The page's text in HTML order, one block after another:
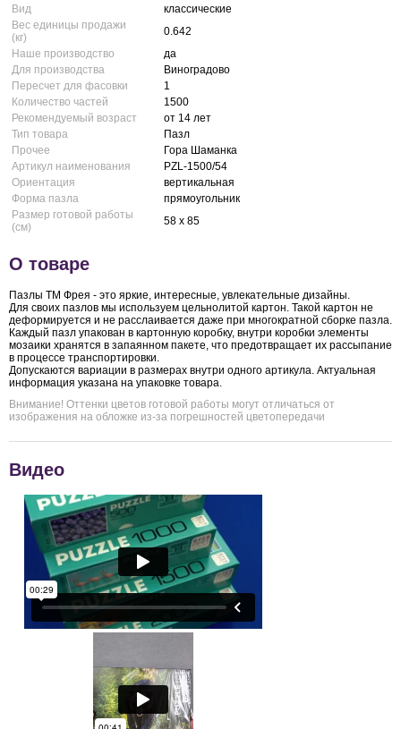
Вид
классические
Вес единицы продажи
(кг)
0.642
Наше производство
да
Для производства
Виноградово
Пересчет для фасовки
1
Количество частей
1500
Рекомендуемый возраст
от 14 лет
Тип товара
Пазл
Прочее
Гора Шаманка
Артикул наименования
PZL-1500/54
Ориентация
вертикальная
Форма пазла
прямоугольник
Размер готовой работы
(см)
58 x 85
О товаре
Пазлы ТМ Фрея - это яркие, интересные, увлекательные дизайны.
Для своих пазлов мы используем цельнолитой картон. Такой картон не
деформируется и не расслаивается даже при многократной сборке пазла.
Каждый пазл упакован в картонную коробку, внутри коробки элементы
мозаики хранятся в запаянном пакете, что предотвращает их рассыпание
в процессе транспортировки.
Допускаются вариации в размерах внутри одного артикула. Актуальная
информация указана на упаковке товара.
Внимание! Оттенки цветов готовой работы могут отличаться от
изображения на обложке из-за погрешностей цветопередачи
Видео